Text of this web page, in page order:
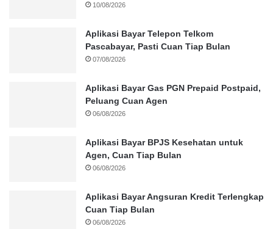
10/08/2026
Aplikasi Bayar Telepon Telkom
Pascabayar, Pasti Cuan Tiap Bulan
07/08/2026
Aplikasi Bayar Gas PGN Prepaid Postpaid,
Peluang Cuan Agen
06/08/2026
Aplikasi Bayar BPJS Kesehatan untuk
Agen, Cuan Tiap Bulan
06/08/2026
Aplikasi Bayar Angsuran Kredit Terlengkap
Cuan Tiap Bulan
06/08/2026